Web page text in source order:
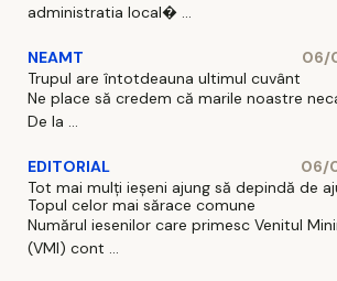
administratia local� ...
NEAMT
06/
Trupul are întotdeauna ultimul cuvânt
Ne place să credem că marile noastre
De la ...
EDITORIAL
06/
Tot mai mulți ieșeni ajung să depindă de
Topul celor mai sărace comune
Numărul iesenilor care primesc Venitul
(VMI) cont ...